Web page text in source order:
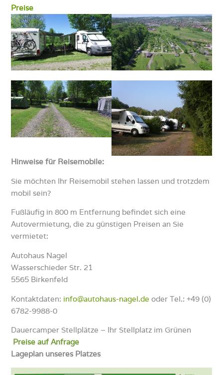
Preise
Hinweise für Reisemobile:
Sie möchten Ihr Reisemobil stehen lassen und trotzdem
mobil sein?
Fußläufig in 800 m Entfernung befindet sich eine
Autovermietung, die zu günstigen Preisen an Sie
vermietet:
Autohaus Nagel
Wasserschieder Str. 21
5565 Birkenfeld
Kontaktdaten: info@autohaus-nagel.de oder Tel.: +49 (0)
6782-9988-0
Dauercamper Stellplätze – Ihr Stellplatz im Grünen
Preise auf Anfrage
Lageplan unseres Platzes